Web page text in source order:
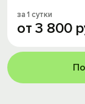
за 1 сутки
от3 800